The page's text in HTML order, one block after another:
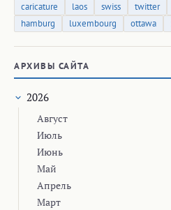
caricature
laos swiss twitter
hamburg
luxembourg ottawa
АРХИВЫ САЙТА
2026
Август
Июль
Июнь
Май
Апрель
Март